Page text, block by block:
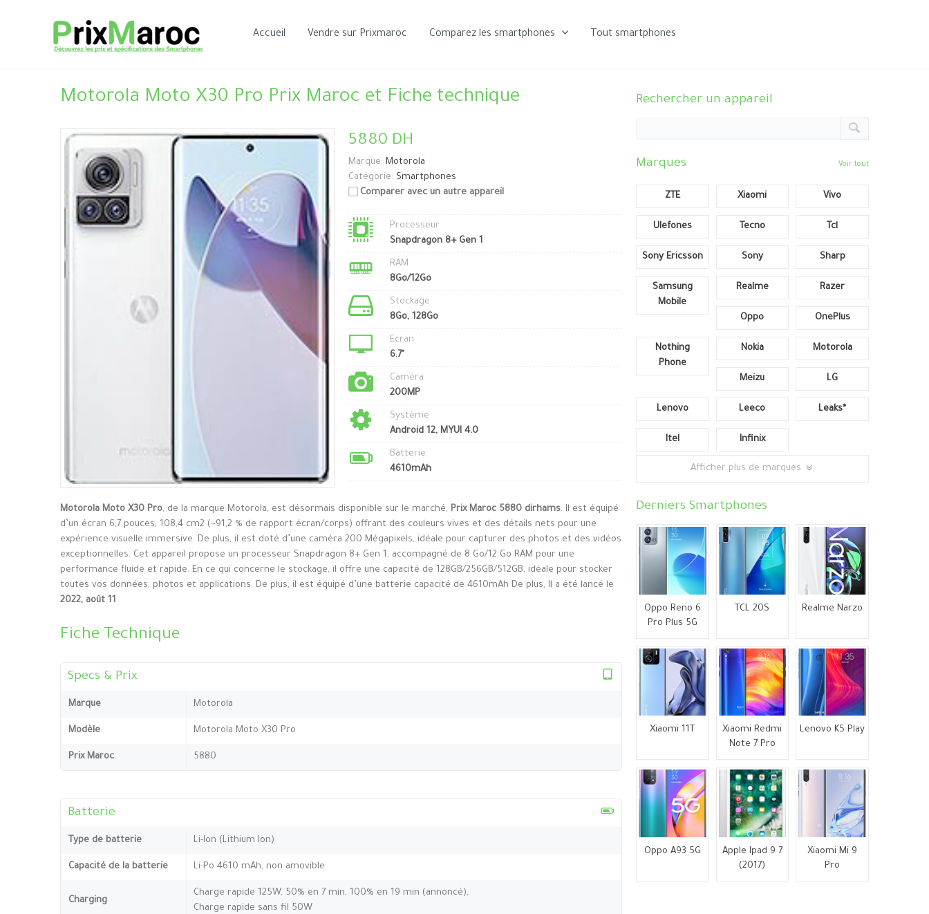
Accueil Vendre sur Prixmaroc Comparez les smartphones Tout smartphones
Motorola Moto X30 Pro Prix Maroc et Fiche technique
5880 DH
Marque: Motorola
Catégorie: Smartphones
Comparer avec un autre appareil
Processeur
Snapdragon 8+ Gen 1
RAM
8Go/12Go
Stockage
8Go, 128Go
Ecran
6.7"
Caméra
200MP
Système
Android 12, MYUI 4.0
Batterie
4610mAh
Motorola Moto X30 Pro, de la marque Motorola, est désormais disponible sur le marché, Prix Maroc 5880 dirhams. Il est équipé
d’un écran 6,7 pouces, 108,4 cm2 (~91,2 % de rapport écran/corps) offrant des couleurs vives et des détails nets pour une
expérience visuelle immersive. De plus, il est doté d’une caméra 200 Mégapixels, idéale pour capturer des photos et des vidéos
exceptionnelles. Cet appareil propose un processeur Snapdragon 8+ Gen 1, accompagné de 8 Go/12 Go RAM pour une
performance fluide et rapide. En ce qui concerne le stockage, il offre une capacité de 128GB/256GB/512GB, idéale pour stocker
toutes vos données, photos et applications. De plus, il est équipé d’une batterie capacité de 4610mAh De plus, Il a été lancé le
2022, août 11
Fiche Technique
Specs & Prix
Marque Motorola
Modèle Motorola Moto X30 Pro
Prix Maroc 5880
Batterie
Type de batterie Li-Ion (Lithium Ion)
Capacité de la batterie Li-Po 4610 mAh, non amovible
Charging
Charge rapide 125W, 50% en 7 min, 100% en 19 min (annoncé),
Charge rapide sans fil 50W
Rechercher un appareil
Marques Voir tout
ZTE Xiaomi Vivo
Ulefones Tecno Tcl
Sony Ericsson Sony Sharp
Samsung
Mobile
Realme Razer
Oppo OnePlus
Nothing
Phone
Nokia Motorola
Meizu LG
Lenovo Leeco Leaks*
Itel Infinix
Afficher plus de marques
Derniers Smartphones
Oppo Reno 6
Pro Plus 5G
TCL 20S Realme Narzo
Xiaomi 11T
Xiaomi Redmi
Note 7 Pro
Lenovo K5 Play
Oppo A93 5G
Apple Ipad 9 7
(2017)
Xiaomi Mi 9
Pro